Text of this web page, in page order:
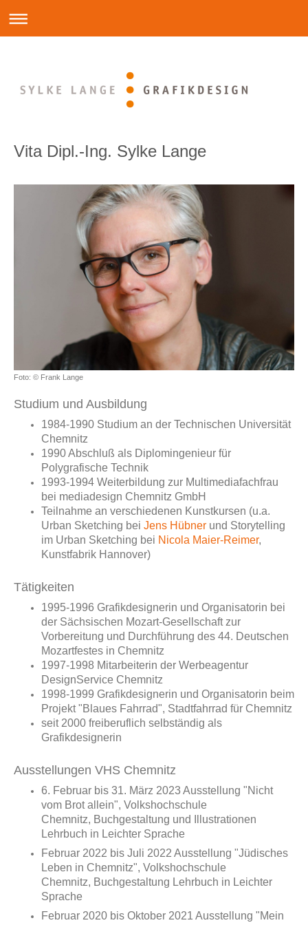
Vita Dipl.-Ing. Sylke Lange
Foto: © Frank Lange
Studium und Ausbildung
1984-1990 Studium an der Technischen Universität
Chemnitz
1990 Abschluß als Diplomingenieur für
Polygrafische Technik
1993-1994 Weiterbildung zur Multimediafachfrau
bei mediadesign Chemnitz GmbH
Teilnahme an verschiedenen Kunstkursen (u.a.
Urban Sketching bei Jens Hübner und Storytelling
im Urban Sketching bei Nicola Maier-Reimer,
Kunstfabrik Hannover)
Tätigkeiten
1995-1996 Grafikdesignerin und Organisatorin bei
der Sächsischen Mozart-Gesellschaft zur
Vorbereitung und Durchführung des 44. Deutschen
Mozartfestes in Chemnitz
1997-1998 Mitarbeiterin der Werbeagentur
DesignService Chemnitz
1998-1999 Grafikdesignerin und Organisatorin beim
Projekt "Blaues Fahrrad", Stadtfahrrad für Chemnitz
seit 2000 freiberuflich selbständig als
Grafikdesignerin
Ausstellungen VHS Chemnitz
6. Februar bis 31. März 2023 Ausstellung "Nicht
vom Brot allein", Volkshochschule
Chemnitz, Buchgestaltung und Illustrationen
Lehrbuch in Leichter Sprache
Februar 2022 bis Juli 2022 Ausstellung "Jüdisches
Leben in Chemnitz", Volkshochschule
Chemnitz, Buchgestaltung Lehrbuch in Leichter
Sprache
Februar 2020 bis Oktober 2021 Ausstellung "Mein